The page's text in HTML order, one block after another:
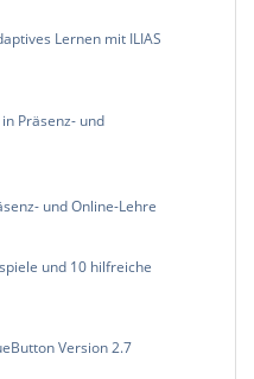
Lernen mit ILIAS
Präsenz- und
und Online-Lehre
und 10 hilfreiche
Version 2.7